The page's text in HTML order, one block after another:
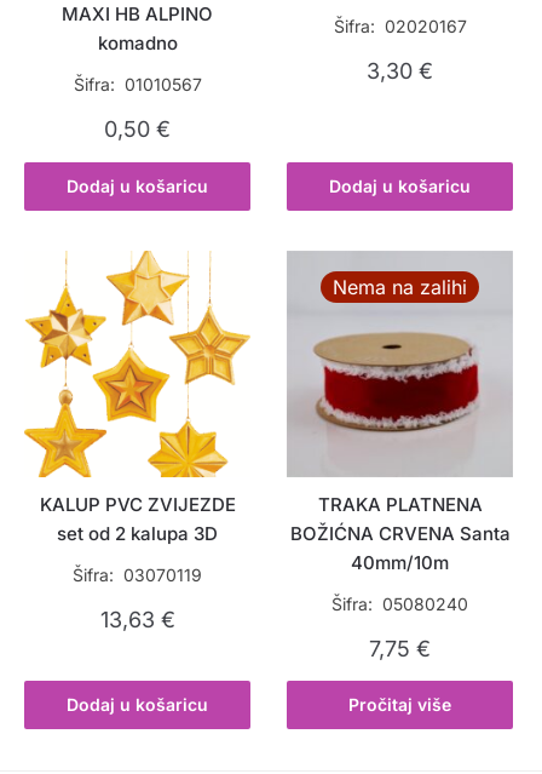
MAXI HB ALPINO
komadno
Šifra: 01010567
0,50€
Dodaj u košaricu
Šifra: 02020167
3,30€
Dodaj u košaricu
KALUP PVC ZVIJEZDE
set od 2 kalupa 3D
Šifra: 03070119
13,63 €
Dodaj u košaricu
Nema na zalihi
TRAKA PLATNENA
BOŽIĆNA CRVENA Santa
40mm/10m
Šifra: 05080240
7,75€
Pročitaj više